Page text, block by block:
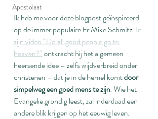
Apostolaat
Ik heb me voor deze blogpost geïnspireerd
op de immer populaire Fr Mike Schmitz. In
zijn video “Do all good people go to
heaven?” ontkracht hij het algemeen
heersende idee – zelfs wijdverbreid onder
christenen – dat je in de hemel komt door
simpelweg een goed mens te zijn. Wie het
Evangelie grondig leest, zal inderdaad een
andere blik krijgen op het eeuwig leven.